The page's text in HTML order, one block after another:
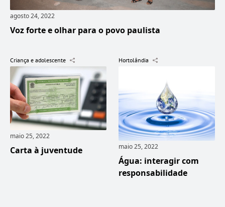
agosto 24, 2022
Voz forte e olhar para o povo paulista
Criança e adolescente
maio 25, 2022
Carta à juventude
Hortolândia
maio 25, 2022
Água: interagir com
responsabilidade